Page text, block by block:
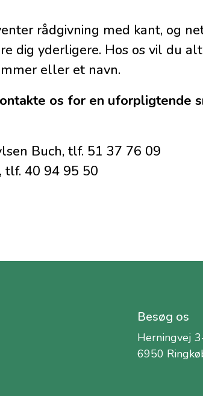
rådgivning med kant, og
dig yderligere. Hos os vil du
eller et navn.
os for en uforpligtende
Buch, tlf. 51 37 76 09
tlf. 40 94 95 50
Besøg os
Herningvej
6950